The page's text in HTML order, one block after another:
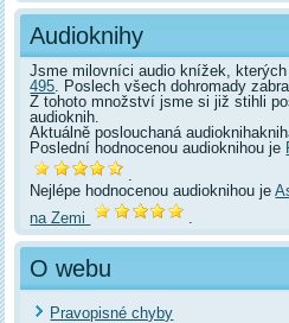
Audioknihy
Jsme milovníci audio knížek,
495 . Poslech všech dohromady
Z tohoto množství jsme si již stihli
audioknih.
Aktuálně poslouchaná
Poslední hodnocenou audioknihou je
Nejlépe hodnocenou audioknihou je
na Zemi
O webu
Pravopisné chyby